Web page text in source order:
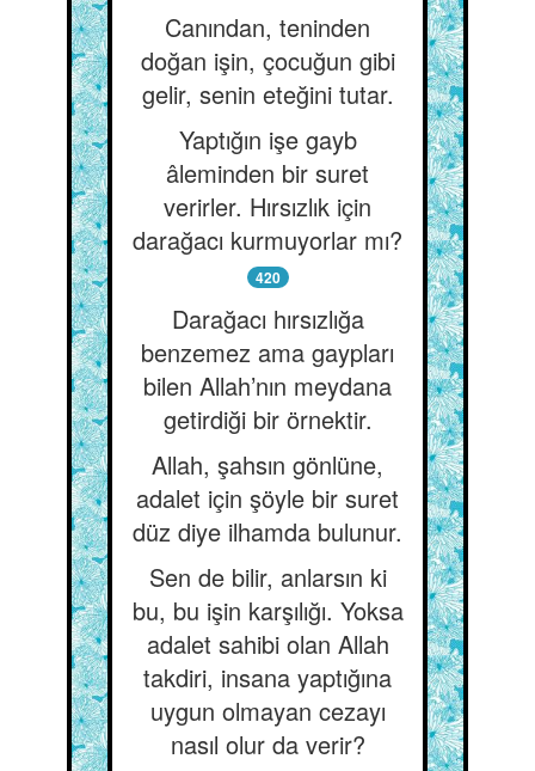
Canından, teninden
doğan işin, çocuğun gibi
gelir, senin eteğini tutar.
Yaptığın işe gayb
âleminden bir suret
verirler. Hırsızlık için
darağacı kurmuyorlar mı?
420
Darağacı hırsızlığa
benzemez ama gaypları
bilen Allah’nın meydana
getirdiği bir örnektir.
Allah, şahsın gönlüne,
adalet için şöyle bir suret
düz diye ilhamda bulunur.
Sen de bilir, anlarsın ki
bu, bu işin karşılığı. Yoksa
adalet sahibi olan Allah
takdiri, insana yaptığına
uygun olmayan cezayı
nasıl olur da verir?